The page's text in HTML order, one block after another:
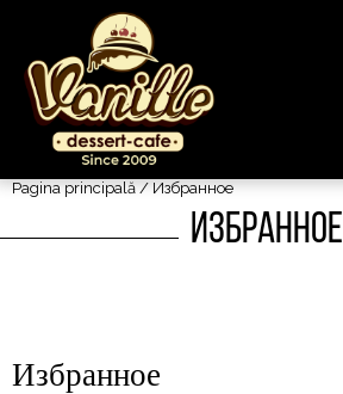
Pagina principală/ Избранное
Избранное
Избранное